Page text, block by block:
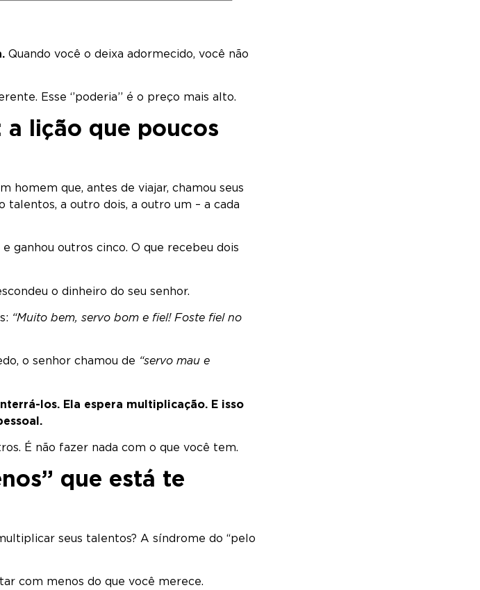
Quando você o deixa adormecido, você não
Esse ‘’poderia’’ é o preço mais alto.
lição que poucos
homem que, antes de viajar, chamou seus
talentos, a outro dois, a outro um – a cada
ganhou outros cinco. O que recebeu dois
o dinheiro do seu senhor.
“Muito bem, servo bom e fiel! Foste fiel no
o senhor chamou de “servo mau e
los. Ela espera multiplicação. E isso
É não fazer nada com o que você tem.
que está te
seus talentos? A síndrome do “pelo
com menos do que você merece.